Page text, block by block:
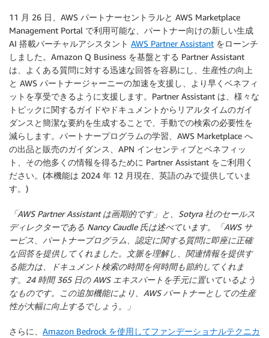
11 月 26 日、AWS パートナーセントラルと AWS Marketplace
Management Portal で利用可能な、パートナー向けの新しい生成
AI 搭載バーチャルアシスタント AWS Partner Assistant をローンチ
しました。Amazon Q Business を基盤とする Partner Assistant
は、よくある質問に対する迅速な回答を容易にし、生産性の向上
と AWS パートナージャーニーの加速を支援し、より早くベネフィ
ットを享受できるように支援します。Partner Assistant は、様々な
トピックに関するガイドやドキュメントからリアルタイムのガイ
ダンスと簡潔な要約を生成することで、手動での検索の必要性を
減らします。パートナープログラムの学習、AWS Marketplace へ
の出品と販売のガイダンス、APN インセンティブとベネフィッ
ト、その他多くの情報を得るために Partner Assistant をご利用く
ださい。(本機能は 2024 年 12 月現在、英語のみで提供していま
す。)
「AWS Partner Assistant は画期的です」と、Sotyra 社のセールス
ディレクターである Nancy Caudle 氏は述べています。「AWS サ
ービス、パートナープログラム、認定に関する質問に即座に正確
な回答を提供してくれました。文脈を理解し、関連情報を提供す
る能力は、ドキュメント検索の時間を何時間も節約してくれま
す。24 時間 365 日の AWS エキスパートを手元に置いているよう
なものです。この追加機能により、AWS パートナーとしての生産
性が大幅に向上するでしょう。」
さらに、 Amazon Bedrock を使用してファンデーショナルテクニカ